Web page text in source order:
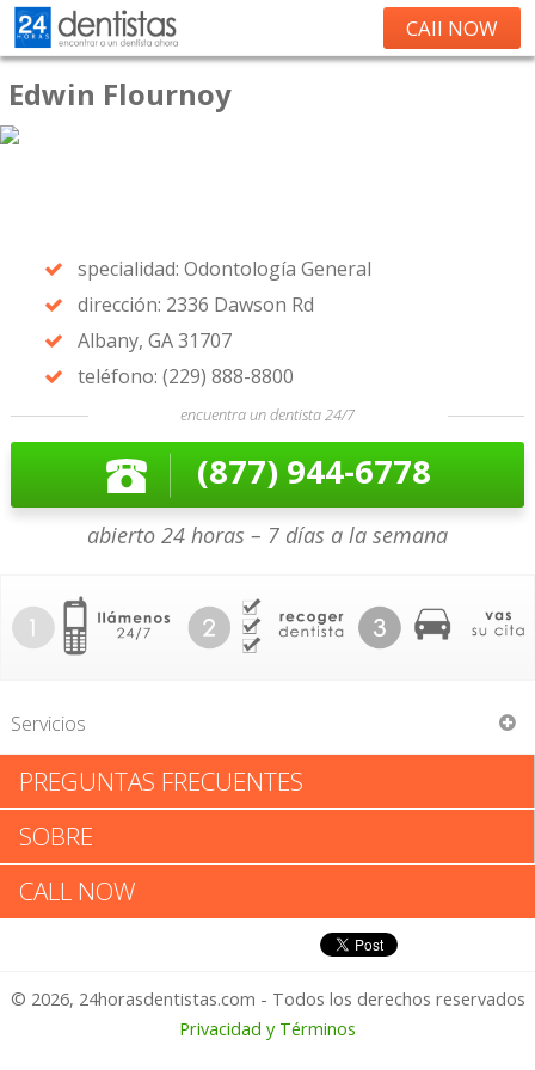
CAll NOW
Edwin Flournoy
specialidad: Odontología General
dirección: 2336 Dawson Rd
Albany, GA 31707
teléfono: (229) 888-8800
encuentra un dentista 24/7
(877) 944-6778
abierto 24 horas – 7 días a la semana
Servicios
Edwin Flournoy
Edwin Flournoy: Califica tu
Experiencia
1 – No Feliz
PREGUNTAS FRECUENTES
SOBRE
CALL NOW
© 2026, 24horasdentistas.com - Todos los derechos reservados
Privacidad y Términos